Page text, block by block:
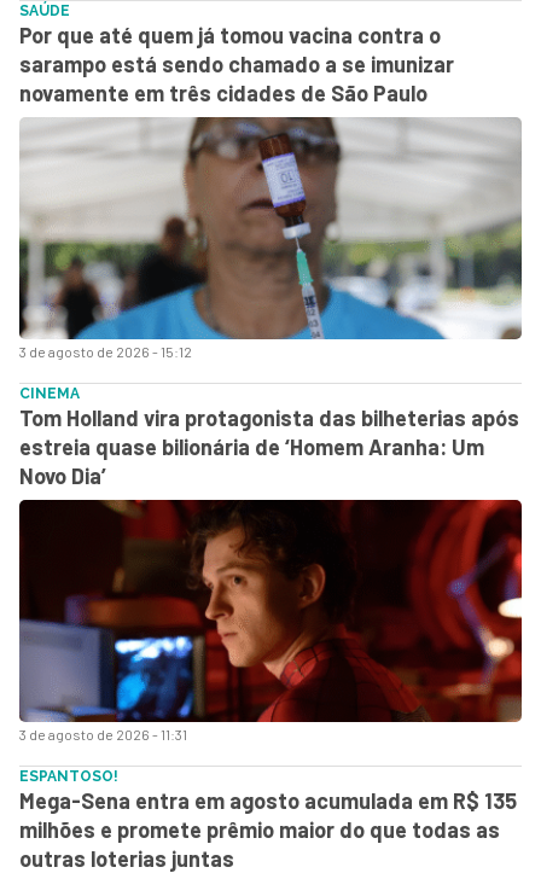
3 de agosto de 2026 - 15:12
SAÚDE
Por que até quem já tomou vacina contra o
sarampo está sendo chamado a se imunizar
novamente em três cidades de São Paulo
3 de agosto de 2026 - 11:31
CINEMA
Tom Holland vira protagonista das bilheterias após
estreia quase bilionária de ‘Homem Aranha: Um
Novo Dia’
ESPANTOSO!
Mega-Sena entra em agosto acumulada em R$ 135
milhões e promete prêmio maior do que todas as
outras loterias juntas